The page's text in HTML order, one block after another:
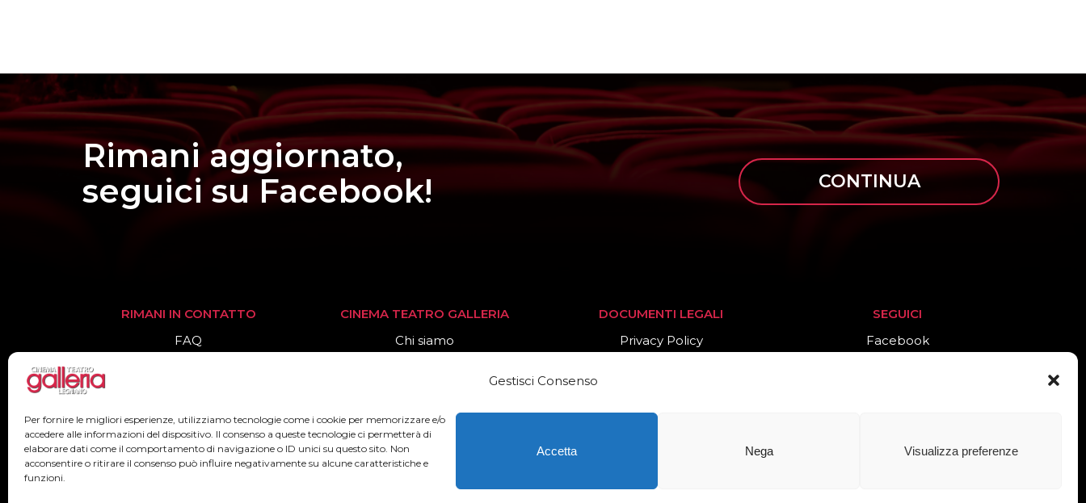
Gestisci Consenso
Per fornire le migliori esperienze, utilizziamo tecnologie come i cookie per memorizzare e/o
accedere alle informazioni del dispositivo. Il consenso a queste tecnologie ci permetterà di
elaborare dati come il comportamento di navigazione o ID unici su questo sito. Non
acconsentire o ritirare il consenso può influire negativamente su alcune caratteristiche e
funzioni.
Accetta Nega Visualizza preferenze
Rimani aggiornato,
seguici su Facebook!
CONTINUA
RIMANI IN CONTATTO
FAQ
CINEMA TEATRO GALLERIA
Chi siamo
DOCUMENTI LEGALI
Privacy Policy
SEGUICI
Facebook
2022© Teatro Cinema Galleria – All Rights Reserved – Powered by